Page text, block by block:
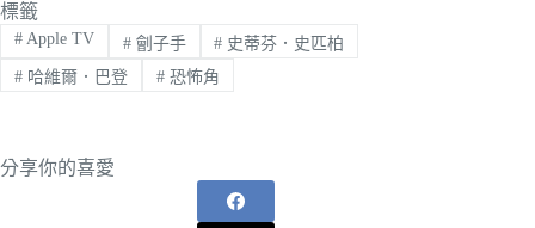
標籤
#Apple TV #劊子手 # 史蒂芬．史匹柏
#哈維爾．巴登 #恐怖角
分享你的喜愛